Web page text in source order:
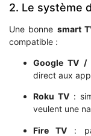
2. Le système
Une bonne smart
compatible :
Google TV /
direct aux
Roku TV :
veulent une
Fire TV :